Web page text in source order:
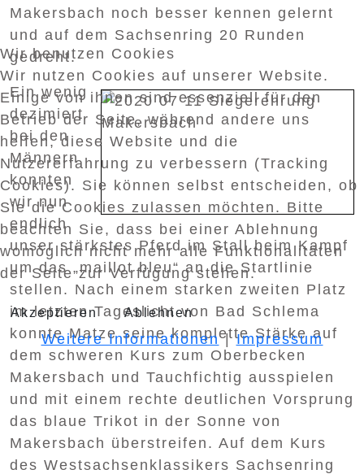
Makersbach noch besser kennen gelernt
und auf dem Sachsenring 20 Runden
gedreht.
Ein wenig
dezimiert
bei den
Männern
konnten
wir nun
endlich
unser stärkstes Pferd im Stall beim Kampf
um das „maillot bleu“ an die Startlinie
stellen. Nach einem starken zweiten Platz
im letzten Tageslicht von Bad Schlema
konnte Matze seine komplette Stärke auf
dem schweren Kurs zum Oberbecken
Makersbach und Tauchfichtig ausspielen
und mit einem rechte deutlichen Vorsprung
das blaue Trikot in der Sonne von
Makersbach überstreifen. Auf dem Kurs
des Westsachsenklassikers Sachsenring
Wir benutzen Cookies
Wir nutzen Cookies auf unserer Website.
Einige von ihnen sind essenziell für den
Betrieb der Seite, während andere uns
helfen, diese Website und die
Nutzererfahrung zu verbessern (Tracking
Cookies). Sie können selbst entscheiden, ob
Sie die Cookies zulassen möchten. Bitte
beachten Sie, dass bei einer Ablehnung
womöglich nicht mehr alle Funktionalitäten
der Seite zur Verfügung stehen.
Akzeptieren Ablehnen
Weitere Informationen|Impressum